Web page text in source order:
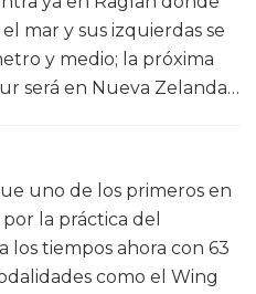
mar y sus izquierdas se
y medio; la próxima
será en Nueva Zelanda…
uno de los primeros en
la práctica del
los tiempos ahora con 63
como el Wing